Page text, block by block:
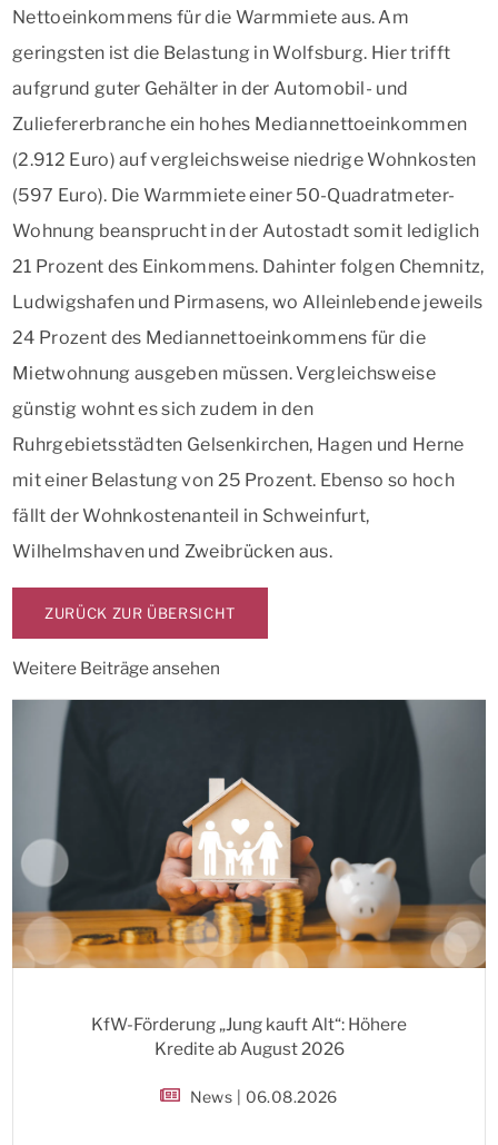
Nettoeinkommens für die Warmmiete aus. Am
geringsten ist die Belastung in Wolfsburg. Hier trifft
aufgrund guter Gehälter in der Automobil- und
Zuliefererbranche ein hohes Mediannettoeinkommen
(2.912 Euro) auf vergleichsweise niedrige Wohnkosten
(597 Euro). Die Warmmiete einer 50-Quadratmeter-
Wohnung beansprucht in der Autostadt somit lediglich
21 Prozent des Einkommens. Dahinter folgen Chemnitz,
Ludwigshafen und Pirmasens, wo Alleinlebende jeweils
24 Prozent des Mediannettoeinkommens für die
Mietwohnung ausgeben müssen. Vergleichsweise
günstig wohnt es sich zudem in den
Ruhrgebietsstädten Gelsenkirchen, Hagen und Herne
mit einer Belastung von 25 Prozent. Ebenso so hoch
fällt der Wohnkostenanteil in Schweinfurt,
Wilhelmshaven und Zweibrücken aus.
ZURÜCK ZUR ÜBERSICHT
Weitere Beiträge ansehen
KfW-Förderung „Jung kauft Alt“: Höhere
Kredite ab August 2026
News | 06.08.2026